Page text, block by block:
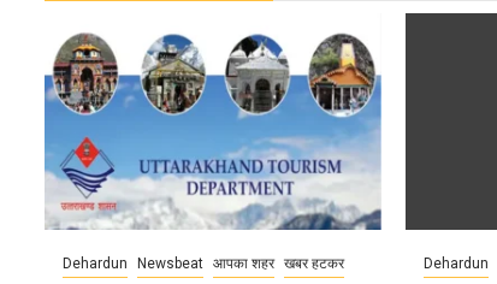
Dehardun Newsbeat आपका शहर खबर हटकर
Dehardun